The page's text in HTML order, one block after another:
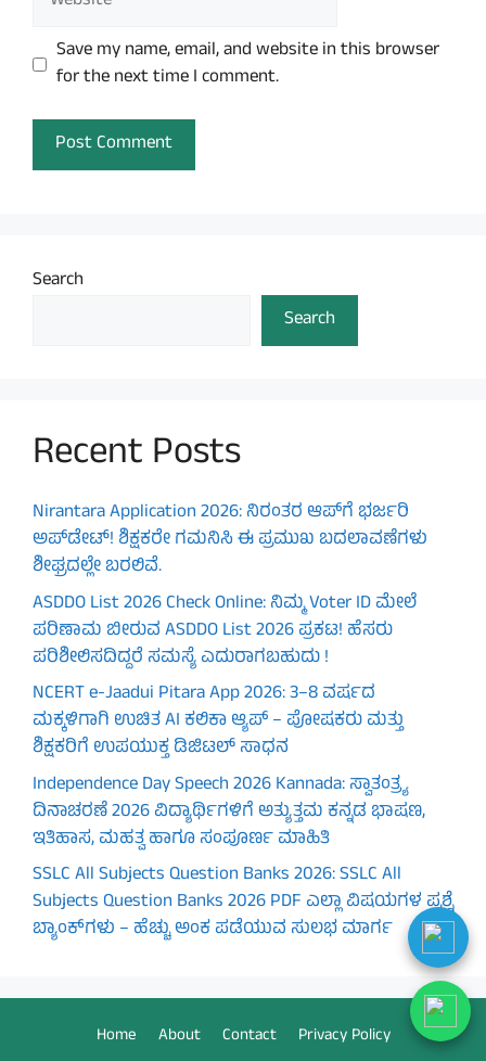
Save my name, email, and website in this browser
for the next time I comment.
Search
Search
Recent Posts
Nirantara Application 2026: ನಿರಂತರ ಆಪ್‌ಗೆ ಭರ್ಜರಿ
ಅಪ್‌ಡೇಟ್! ಶಿಕ್ಷಕರೇ ಗಮನಿಸಿ ಈ ಪ್ರಮುಖ ಬದಲಾವಣೆಗಳು
ಶೀಘ್ರದಲ್ಲೇ ಬರಲಿವೆ.
ASDDO List 2026 Check Online: ನಿಮ್ಮ Voter ID ಮೇಲೆ
ಪರಿಣಾಮ ಬೀರುವ ASDDO List 2026 ಪ್ರಕಟ! ಹೆಸರು
ಪರಿಶೀಲಿಸದಿದ್ದರೆ ಸಮಸ್ಯೆ ಎದುರಾಗಬಹುದು !
NCERT e-Jaadui Pitara App 2026: 3–8 ವರ್ಷದ
ಮಕ್ಕಳಿಗಾಗಿ ಉಚಿತ AI ಕಲಿಕಾ ಆ್ಯಪ್ – ಪೋಷಕರು ಮತ್ತು
ಶಿಕ್ಷಕರಿಗೆ ಉಪಯುಕ್ತ ಡಿಜಿಟಲ್ ಸಾಧನ
Independence Day Speech 2026 Kannada: ಸ್ವಾತಂತ್ರ್ಯ
ದಿನಾಚರಣೆ 2026 ವಿದ್ಯಾರ್ಥಿಗಳಿಗೆ ಅತ್ಯುತ್ತಮ ಕನ್ನಡ ಭಾಷಣ,
ಇತಿಹಾಸ, ಮಹತ್ವ ಹಾಗೂ ಸಂಪೂರ್ಣ ಮಾಹಿತಿ
SSLC All Subjects Question Banks 2026: SSLC All
Subjects Question Banks 2026 PDF ಎಲ್ಲಾ ವಿಷಯಗಳ ಪ್ರಶ್ನೆ
ಬ್ಯಾಂಕ್‌ಗಳು – ಹೆಚ್ಚು ಅಂಕ ಪಡೆಯುವ ಸುಲಭ ಮಾರ್ಗ
Home About Contact
Privacy Policy